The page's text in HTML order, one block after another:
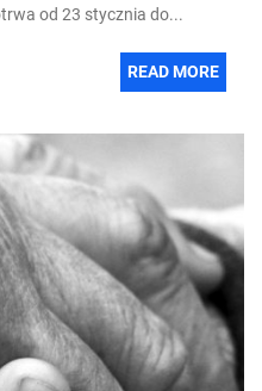
od 23 stycznia do...
READ MORE